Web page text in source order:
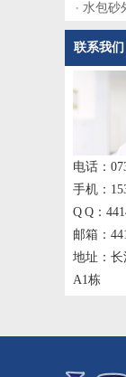
水包砂
联系我们
电话：
手机：
Q Q：
邮箱：
地址：长
A1栋